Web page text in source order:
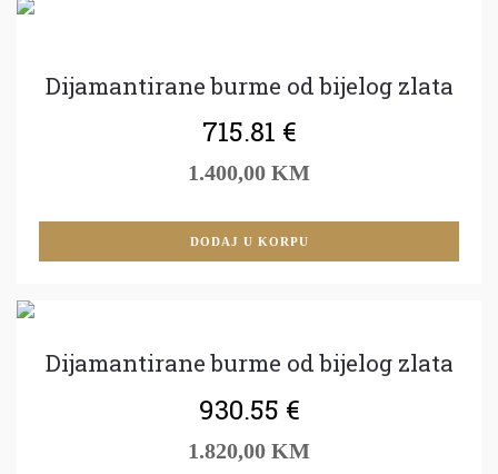
Dijamantirane burme od bijelog zlata
715.81 €
1.400,00 KM
DODAJ U KORPU
Dijamantirane burme od bijelog zlata
930.55 €
1.820,00 KM